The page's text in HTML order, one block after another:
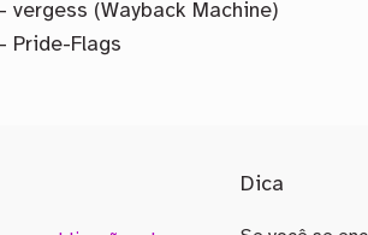
vergess (Wayback Machine)
Pride-Flags
Dica